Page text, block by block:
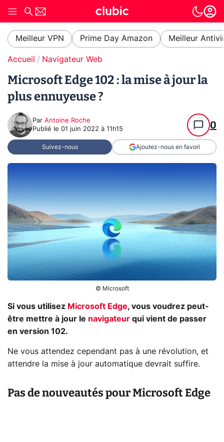
Meilleur VPN Prime Day Amazon Meilleur
Accueil Navigateur Web
Microsoft Edge 102 : la mise à jour la
plus ennuyeuse ?
Par Antoine Roche
Publié le 01 juin 2022 à 11h15 0
Suivez-nous Ajoutez-nous en favori
© Microsoft
Si vous utilisez Microsoft Edge, vous voudrez peut-
être mettre à jour le navigateur qui vient de passer
en version 102.
Ne vous attendez cependant pas à une révolution, et
attendre la mise à jour automatique devrait suffire.
Pas de nouveautés pour Microsoft Edge